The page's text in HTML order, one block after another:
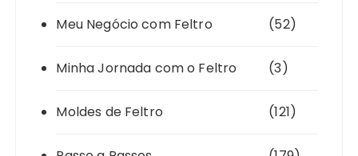
Meu Negócio com Feltro (52)
Minha Jornada com o Feltro (3)
Moldes de Feltro (121)